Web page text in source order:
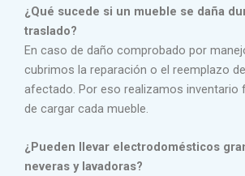
¿Qué sucede si un mueble se daña
traslado?
En caso de daño comprobado por
cubrimos la reparación o el reemplazo
afectado. Por eso realizamos
de cargar cada mueble.
¿Pueden llevar electrodomésticos
neveras y lavadoras?